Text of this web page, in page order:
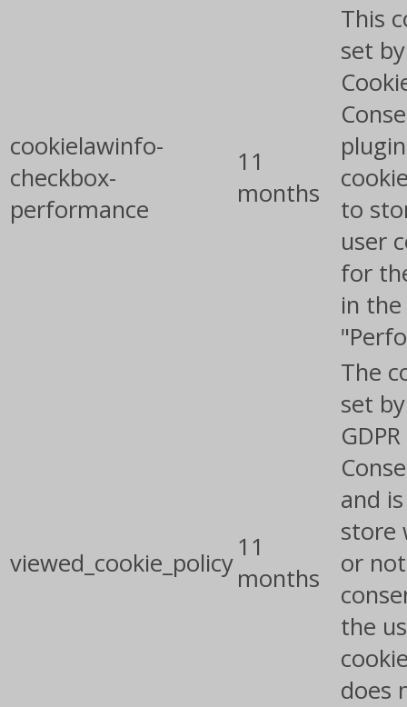
cookielawinfo-
checkbox-
performance
11
months
This
set
to
user
for
in
viewed_cookie_policy
11
months
The
set
and
store
or
the
does